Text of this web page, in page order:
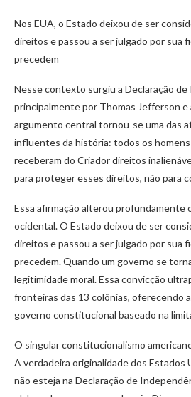
Nos EUA, o Estado deixou de ser
direitos e passou a ser julgado por sua
precedem
Nesse contexto surgiu a Declaração
principalmente por Thomas Jefferson e
argumento central tornou-se uma das
influentes da história: todos os homens
receberam do Criador direitos
para proteger esses direitos, não para
Essa afirmação alterou profundamente
ocidental. O Estado deixou de ser
direitos e passou a ser julgado por sua
precedem. Quando um governo se
legitimidade moral. Essa convicção
fronteiras das 13 colônias, oferecendo
governo constitucional baseado na
O singular constitucionalismo
A verdadeira originalidade dos
não esteja na Declaração de